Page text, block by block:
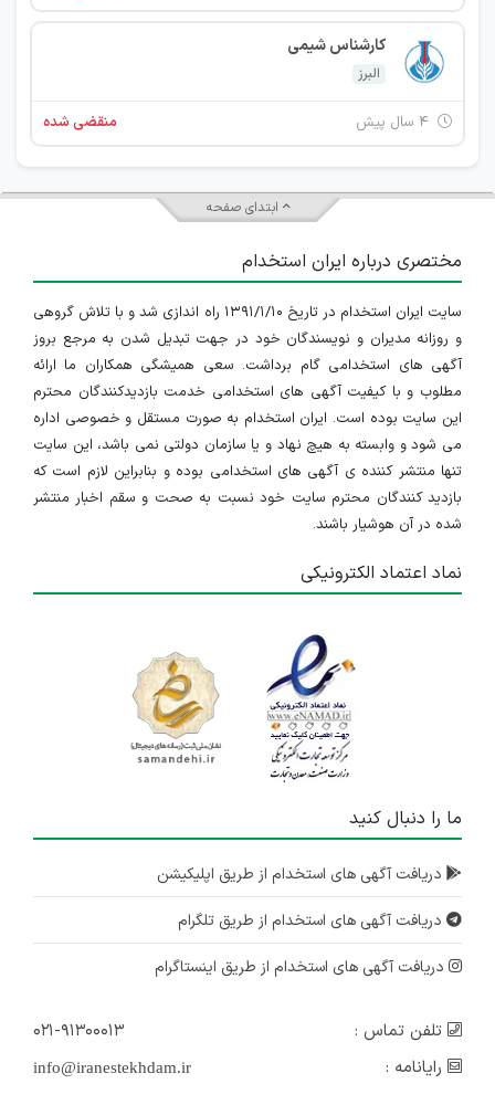
کارشناس شیمی
البرز
منقضی شده
ابتدای صفحه
مختصری درباره ایران استخدام
سایت ایران استخدام در تاریخ ۱۳۹۱/۱/۱۰ راه اندازی شد و با تلاش گروهی
و روزانه مدیران و نویسندگان خود در جهت تبدیل شدن به مرجع بروز
آگهی های استخدامی گام برداشت. سعی همیشگی همکاران ما ارائه
مطلوب و با کیفیت آگهی های استخدامی خدمت بازدیدکنندگان محترم
این سایت بوده است. ایران استخدام به صورت مستقل و خصوصی اداره
می شود و وابسته به هیچ نهاد و یا سازمان دولتی نمی باشد، این سایت
تنها منتشر کننده ی آگهی های استخدامی بوده و بنابراین لازم است که
بازدید کنندگان محترم سایت خود نسبت به صحت و سقم اخبار منتشر
شده در آن هوشیار باشند.
نماد اعتماد الکترونیکی
ما را دنبال کنید
دریافت آگهی های استخدام از طریق اپلیکیشن
دریافت آگهی های استخدام از طریق تلگرام
دریافت آگهی های استخدام از طریق اینستاگرام
تلفن تماس :
۰۲۱-۹۱۳۰۰۰۱۳
رایانامه :
info@iranestekhdam.ir